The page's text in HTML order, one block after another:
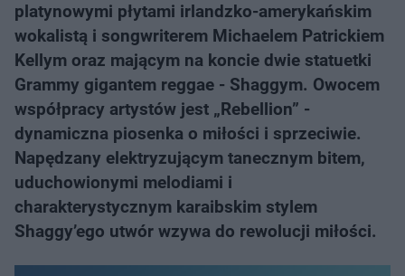
platynowymi płytami irlandzko-amerykańskim
wokalistą i songwriterem Michaelem Patrickiem
Kellym oraz mającym na koncie dwie statuetki
Grammy gigantem reggae - Shaggym. Owocem
współpracy artystów jest „Rebellion” -
dynamiczna piosenka o miłości i sprzeciwie.
Napędzany elektryzującym tanecznym bitem,
uduchowionymi melodiami i
charakterystycznym karaibskim stylem
Shaggy’ego utwór wzywa do rewolucji miłości.